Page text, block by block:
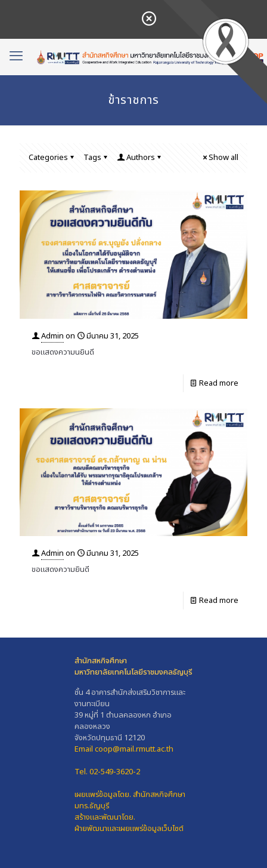
ข้าราชการ
Categories Tags Authors Show all
Admin on
มีนาคม 31, 2025
ขอแสดงความนยินดี
Read more
Admin on
มีนาคม 31, 2025
ขอแสดงความยินดี
Read more
สำนักสหกิจศึกษา
มหาวิทยาลัยเทคโนโลยีราชมงคลธัญบุรี
ชั้น 4 อาคารสำนักส่งเสริมวิชาการและ
งานทะเบียน
39 หมู่ที่ 1 ตำบลคลองหก อำเภอ
คลองหลวง
จังหวัดปทุมธานี 12120
Email coop@mail.rmutt.ac.th
Tel. 02-549-3620-2
เผยแพร่ข้อมูลโดย. สำนักสหกิจศึกษา
มทร.ธัญบุรี
สร้างและพัฒนาโดย.
ฝ่ายพัฒนาและเผยแพร่ข้อมูลเว็บไซต์